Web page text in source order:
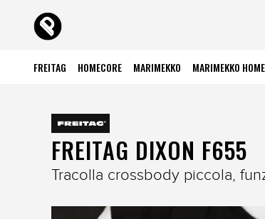
FREITAG HOMECORE MARIMEKKO MARIMEKKO HOME
FREITAG DIXON F655
Tracolla crossbody piccola,